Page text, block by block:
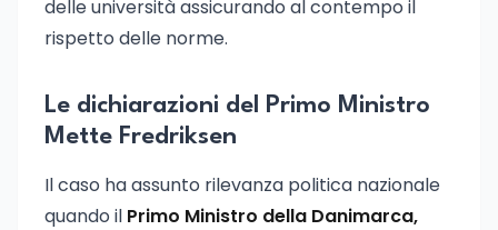
delle università assicurando al contempo il
rispetto delle norme.
Le dichiarazioni del Primo Ministro
Mette Fredriksen
Il caso ha assunto rilevanza politica nazionale
quando il Primo Ministro della Danimarca,